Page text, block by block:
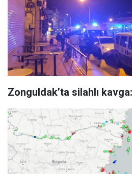
Zonguldak’ta silahlı